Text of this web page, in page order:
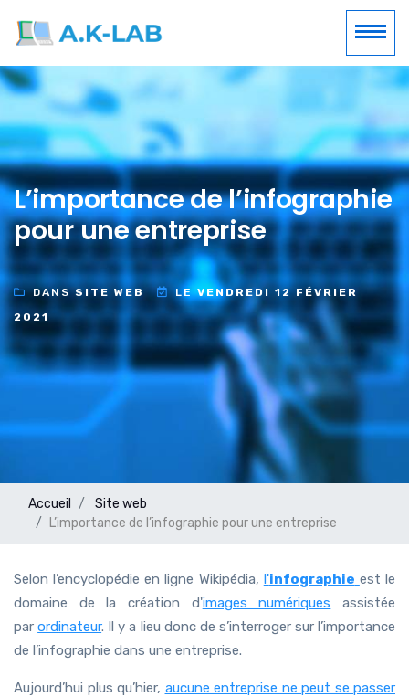
L’importance de l’infographie
pour une entreprise
DANSSITE WEB LEVENDREDI 12 FÉVRIER
2021
Accueil
Site web
L’importance de l’infographie pour une entreprise
Selon l’encyclopédie en ligne Wikipédia, l'infographie est le
domaine de la création d'images numériques assistée
parordinateur. Il y a lieu donc de s’interroger sur l’importance
de l’infographie dans une entreprise.
Aujourd’hui plus qu’hier, aucune entreprise ne peut se passer